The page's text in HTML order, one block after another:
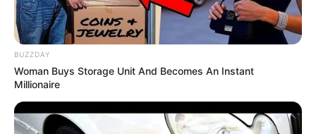
BUZZDAY
Woman Buys Storage Unit And Becomes An Instant
Millionaire